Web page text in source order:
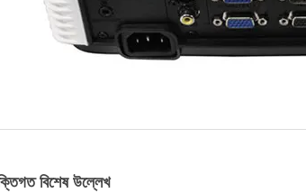
বিশেষ উল্লেখ